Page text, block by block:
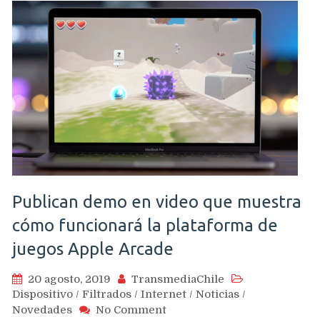
Publican demo en video que muestra
cómo funcionará la plataforma de
juegos Apple Arcade
20 agosto, 2019
TransmediaChile
Dispositivo / Filtrados / Internet / Noticias /
Novedades
No Commenton